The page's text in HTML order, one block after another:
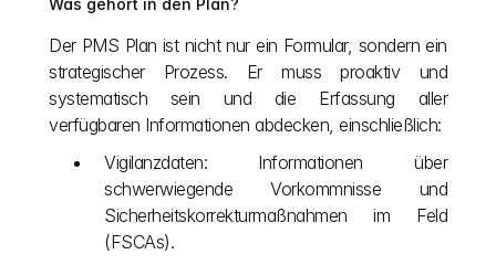
Was gehört in den Plan?
Der PMS Plan ist nicht nur ein Formular, sondern ein
strategischer Prozess. Er muss proaktiv und
systematisch sein und die Erfassung aller
verfügbaren Informationen abdecken, einschließlich:
Vigilanzdaten: Informationen über
schwerwiegende Vorkommnisse und
Sicherheitskorrekturmaßnahmen im Feld
(FSCAs).